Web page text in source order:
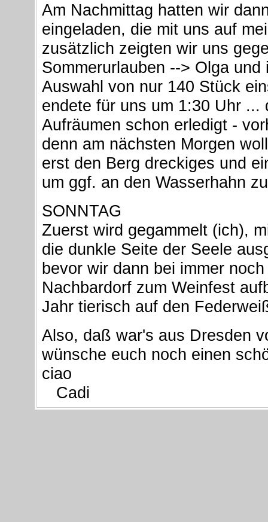
Am Nachmittag hatten wir
eingeladen, die mit uns auf
zusätzlich zeigten wir uns
Sommerurlauben --> Olga
Auswahl von nur 140 Stück
endete für uns um 1:30 Uhr
Aufräumen schon erledigt -
denn am nächsten Morgen
erst den Berg dreckiges und
um ggf. an den Wasserhahn
SONNTAG
Zuerst wird gegammelt (ich),
die dunkle Seite der Seele
bevor wir dann bei immer
Nachbardorf zum Weinfest
Jahr tierisch auf den
Also, daß war's aus Dresden
wünsche euch noch einen
ciao
Cadi